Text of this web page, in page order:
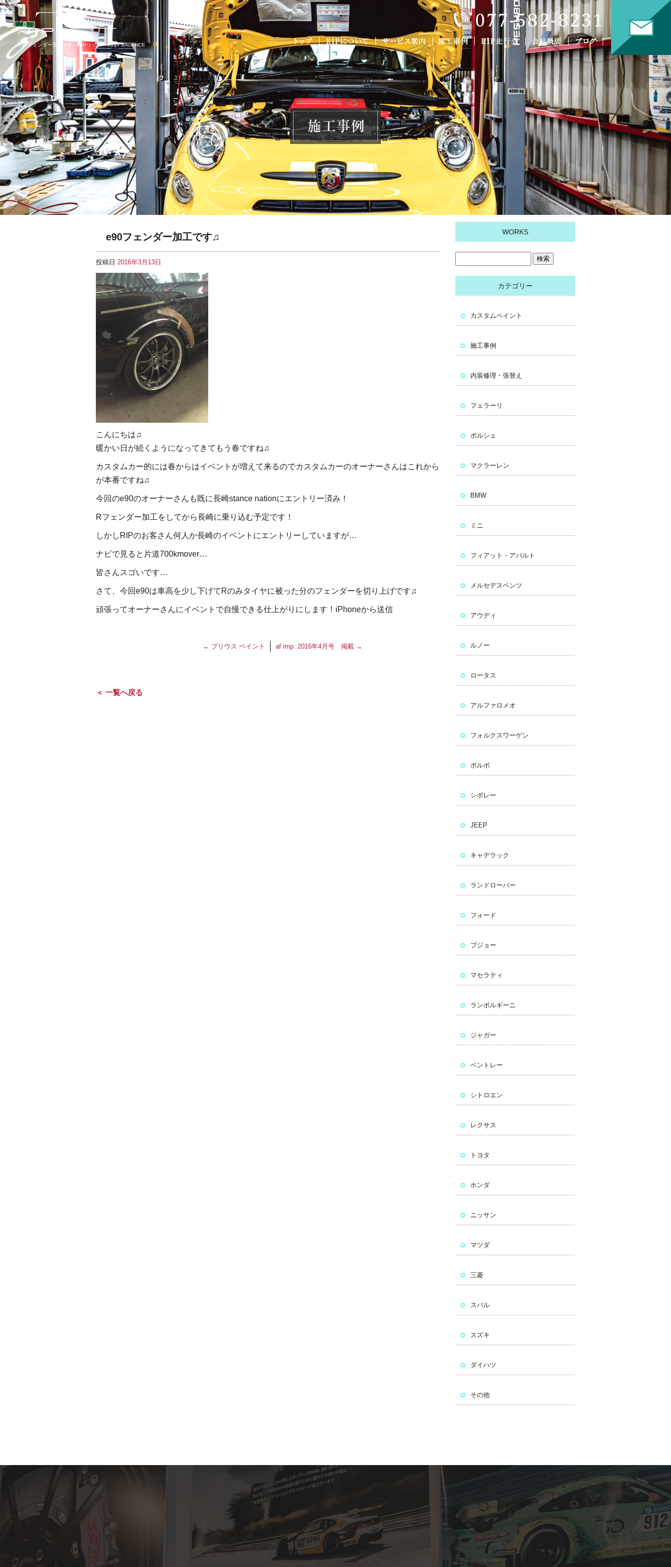
e90フェンダー加工です♫|RIPリップ – JUST BALANCE
e90フェンダー加工です♫
投稿日 2016年3月13日
こんにちは♫
暖かい日が続くようになってきてもう春ですね♫
カスタムカー的には春からはイベントが増えて来るのでカスタムカーのオーナーさんはこれから
が本番ですね♫
今回のe90のオーナーさんも既に長崎stance nationにエントリー済み！
Rフェンダー加工をしてから長崎に乗り込む予定です！
しかしRIPのお客さん何人か長崎のイベントにエントリーしていますが…
ナビで見ると片道700kmover…
皆さんスゴいです…
さて、今回e90は車高を少し下げてRのみタイヤに被った分のフェンダーを切り上げです♫
頑張ってオーナーさんにイベントで自慢できる仕上がりにします！iPhoneから送信
← プリウス ペイント af imp. 2016年4月号 掲載 →
＜ 一覧へ戻る
WORKS
カテゴリー
カスタムペイント
施工事例
内装修理・張替え
フェラーリ
ポルシェ
マクラーレン
BMW
ミニ
フィアット・アバルト
メルセデスベンツ
アウディ
ルノー
ロータス
アルファロメオ
フォルクスワーゲン
ボルボ
シボレー
JEEP
キャデラック
ランドローバー
フォード
プジョー
マセラティ
ランボルギーニ
ジャガー
ベントレー
シトロエン
レクサス
トヨタ
ホンダ
ニッサン
マツダ
三菱
スバル
スズキ
ダイハツ
その他